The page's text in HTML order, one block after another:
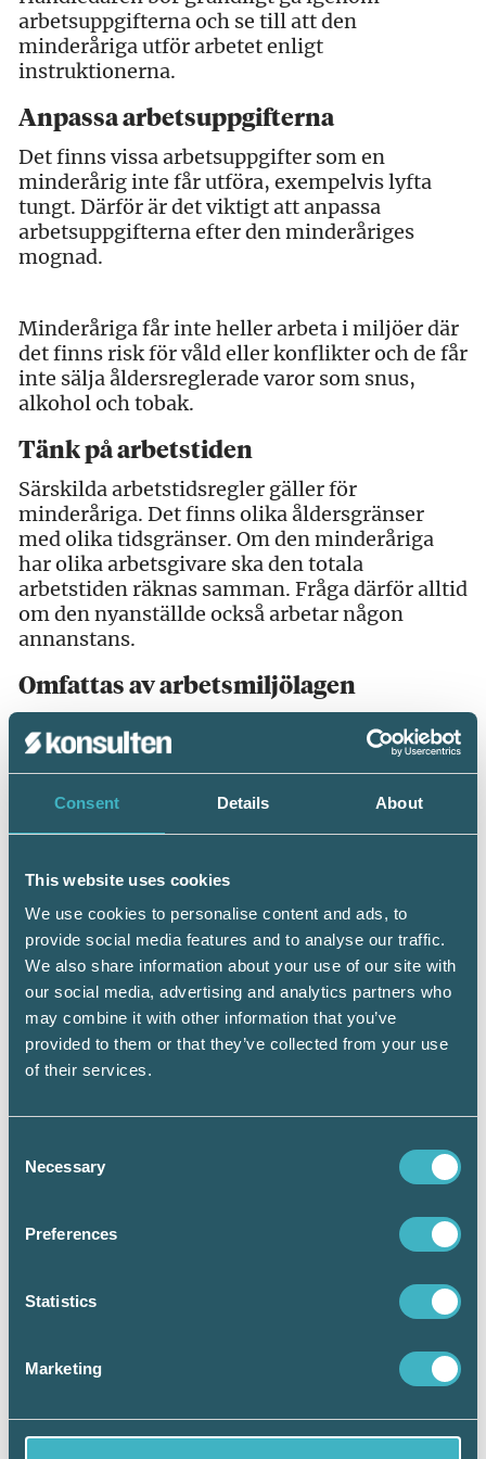
Consent Details About
This website uses cookies
We use cookies to personalise content and ads, to
provide social media features and to analyse our traffic.
We also share information about your use of our site with
our social media, advertising and analytics partners who
may combine it with other information that you’ve
provided to them or that they’ve collected from your use
of their services.
Selection
Necessary
Preferences
Statistics
Marketing
arbetsuppgifterna och se till att den
minderåriga utför arbetet enligt
instruktionerna.
Anpassa arbetsuppgifterna
Det finns vissa arbetsuppgifter som en
minderårig inte får utföra, exempelvis lyfta
tungt. Därför är det viktigt att anpassa
arbetsuppgifterna efter den minderåriges
mognad.
Minderåriga får inte heller arbeta i miljöer där
det finns risk för våld eller konflikter och de får
inte sälja åldersreglerade varor som snus,
alkohol och tobak.
Tänk på arbetstiden
Särskilda arbetstidsregler gäller för
minderåriga. Det finns olika åldersgränser
med olika tidsgränser. Om den minderåriga
har olika arbetsgivare ska den totala
arbetstiden räknas samman. Fråga därför alltid
om den nyanställde också arbetar någon
annanstans.
Omfattas av arbetsmiljölagen
Både minderåriga och vuxna omfattas av
arbetsmiljölagen och föreskrifterna om
minderårigas arbetsmiljö̈ (AFS 2012:03). Det
finns även en särskild vägledning om
Tänk på att:
Ta fram tydliga arbetsinstruktioner och
säkerhetsrutiner.
Göra en riskbedömning och anpassa
minderåriges mognad.
Utse en handledare som berättar om
arbetsuppgifterna och de risker som
Utge ersättning för de timmar du avtalat
om – även om det inte finns något att
göra på arbetsplatsen, till exempel om
Du kan upplysa vikarien om jämkning.
För att du inte ska dra någon skatt på
inkomsten behöver den anställde lämna
ett intyg till dig som arbetsgivare.
Det